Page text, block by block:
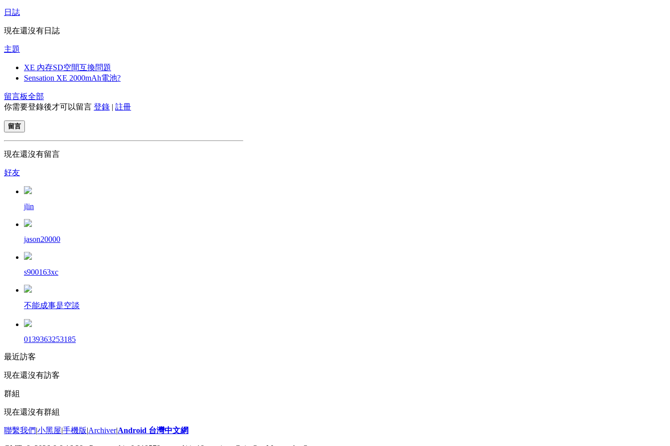
日誌
現在還沒有日誌
主題
XE 內存SD空間互換問題
Sensation XE 2000mAh電池?
留言板全部
你需要登錄後才可以留言 登錄 | 註冊
留言
現在還沒有留言
好友
jlin
jason20000
s900163xc
不能成事是空談
0139363253185
最近訪客
現在還沒有訪客
群組
現在還沒有群組
聯繫我們|小黑屋|手機版|Archiver|Android 台灣中文網